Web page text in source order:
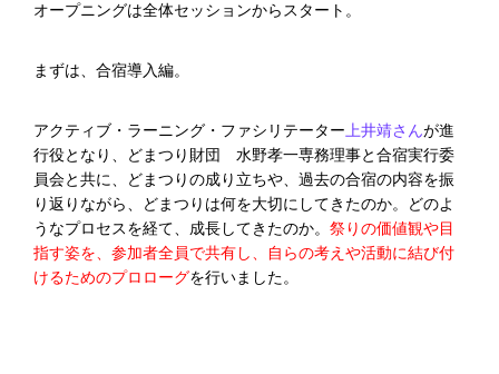
オープニングは全体セッションからスタート。
まずは、合宿導入編。
アクティブ・ラーニング・ファシリテーター上井靖さんが進
行役となり、どまつり財団 水野孝一専務理事と合宿実行委
員会と共に、どまつりの成り立ちや、過去の合宿の内容を振
り返りながら、どまつりは何を大切にしてきたのか。どのよ
うなプロセスを経て、成長してきたのか。 祭りの価値観や目
指す姿を、参加者全員で共有し、自らの考えや活動に結び付
けるためのプロローグを行いました。